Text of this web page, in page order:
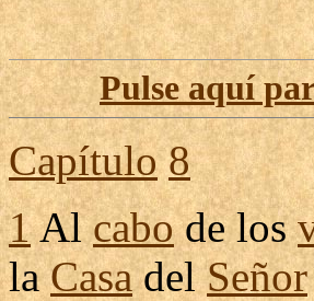
Pulse aquí
Capítulo 8
1Alcabode los
laCasadelSeñor